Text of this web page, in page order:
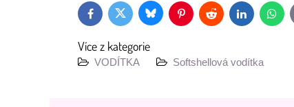
FacebookTwitter BlueskyPinterestReddit LinkedIn
Více z kategorie
VODÍTKA Softshellová vodítka